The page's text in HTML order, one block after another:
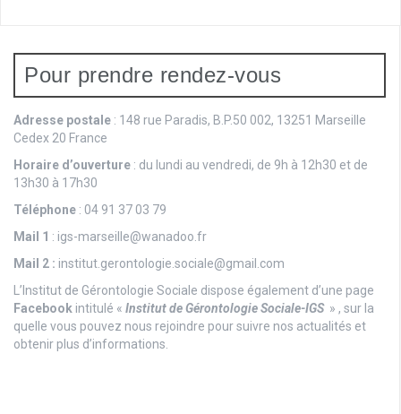
Pour prendre rendez-vous
Adresse postale : 148 rue Paradis, B.P.50 002, 13251 Marseille
Cedex 20 France
Horaire d’ouverture : du lundi au vendredi, de 9h à 12h30 et de
13h30 à 17h30
Téléphone : 04 91 37 03 79
Mail 1 : igs-marseille@wanadoo.fr
Mail 2 : institut.gerontologie.sociale@gmail.com
L’Institut de Gérontologie Sociale dispose également d’une page
Facebook intitulé « Institut de Gérontologie Sociale-IGS» , sur la
quelle vous pouvez nous rejoindre pour suivre nos actualités et
obtenir plus d’informations.